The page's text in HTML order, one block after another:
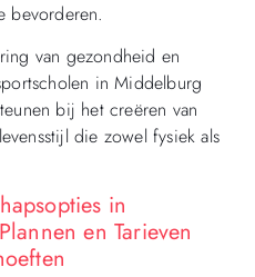
bevorderen.
van gezondheid en
in Middelburg
bij het creëren van
die zowel fysiek als
in
en Tarieven